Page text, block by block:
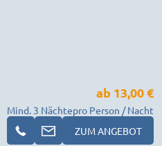
Mind. 3 Nächte
ab 13,00 €
pro Person / Nacht
ZUM ANGEBOT